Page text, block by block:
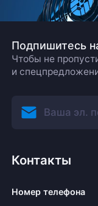
Подпишитесь
Чтобы не
и
Контакты
Номер телефона